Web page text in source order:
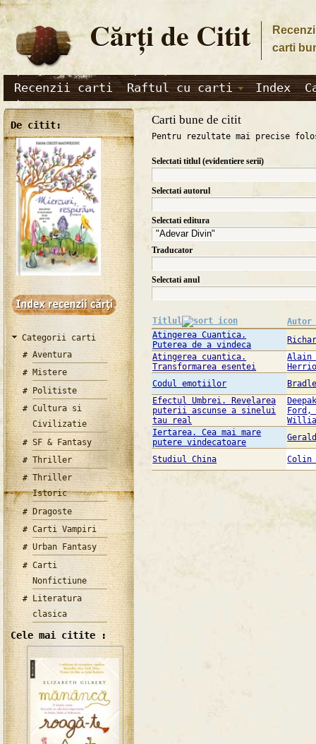
Cărţi de Citit
carti
Recenzii carti Raftul cu carti Index
De citit:
Categorii carti
Aventura
Mistere
Politiste
Cultura si
Civilizatie
SF & Fantasy
Thriller
Thriller
Istoric
Dragoste
Carti Vampiri
Urban Fantasy
Carti
Nonfictiune
Literatura
clasica
Cele mai citite :
Carti bune de citit
Pentru rezultate mai precise
Selectati titlul (evidentiere serii)
Selectati autorul
Selectati editura
Traducator
Selectati anul
Titlul
Autor
Atingerea Cuantica.
Puterea de a vindeca
Atingerea cuantica.
Transformarea esentei
Alain
Codul emotiilor
Efectul Umbrei. Revelarea
puterii ascunse a sinelui
tau real
Ford,
Iertarea. Cea mai mare
putere vindecatoare
Studiul China Colin